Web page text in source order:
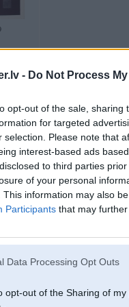
- Do Not Process
opt-out of the sale,
for targeted
selection. Please note that
interest-based ads
to third parties
of your personal
This information may also
Participants that may
Data Processing Opt Outs
opt-out of the Sharing of my
18. Jan 2018, 15:05
Atgādinu, ka svētdien
09 Jan 2018, 23:25:15
Sveiki!
Vēlos jūs
Tiem kam interesē un